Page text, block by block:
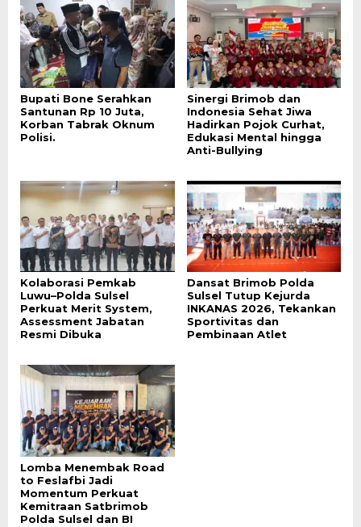
Bupati Bone Serahkan
Santunan Rp 10 Juta,
Korban Tabrak Oknum
Polisi.
Sinergi Brimob dan
Indonesia Sehat Jiwa
Hadirkan Pojok Curhat,
Edukasi Mental hingga
Anti-Bullying
Kolaborasi Pemkab
Luwu–Polda Sulsel
Perkuat Merit System,
Assessment Jabatan
Resmi Dibuka
Dansat Brimob Polda
Sulsel Tutup Kejurda
INKANAS 2026, Tekankan
Sportivitas dan
Pembinaan Atlet
Lomba Menembak Road
to Feslafbi Jadi
Momentum Perkuat
Kemitraan Satbrimob
Polda Sulsel dan BI